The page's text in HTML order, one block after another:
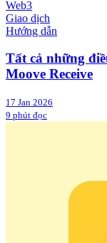
Web3
Giao dịch
Hướng dẫn
Tất cả những
Moove Receive
17 Jan 2026
9 phút đọc